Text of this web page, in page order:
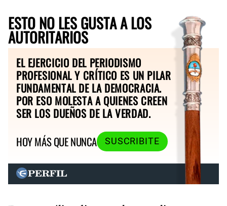
ESTO NO LES GUSTA A LOS
AUTORITARIOS
EL EJERCICIO DEL PERIODISMO
PROFESIONAL Y CRÍTICO ES UN PILAR
FUNDAMENTAL DE LA DEMOCRACIA.
POR ESO MOLESTA A QUIENES CREEN
SER LOS DUEÑOS DE LA VERDAD.
HOY MÁS QUE NUNCA
SUSCRIBITE